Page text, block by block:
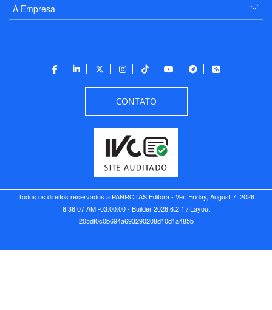
A Empresa
CONTATO
Todos os direitos reservados a PANROTAS Editora - Ver. Friday, August 7, 2026
8:36:07 AM -03:00:00 - Builder 2026.6.2.1 / Layout
205df0c0b694a693290208d10d1a485b